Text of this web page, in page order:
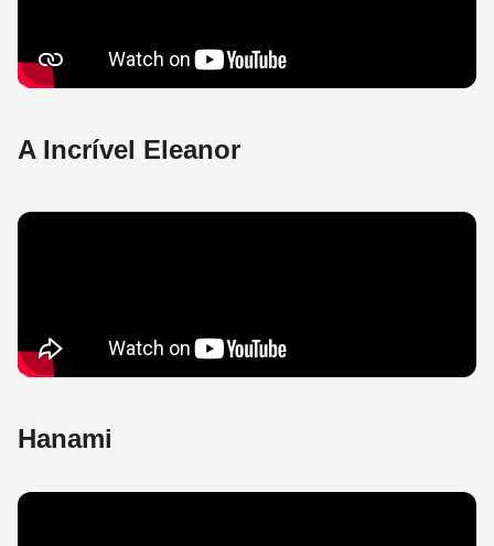
A Incrível Eleanor
Hanami